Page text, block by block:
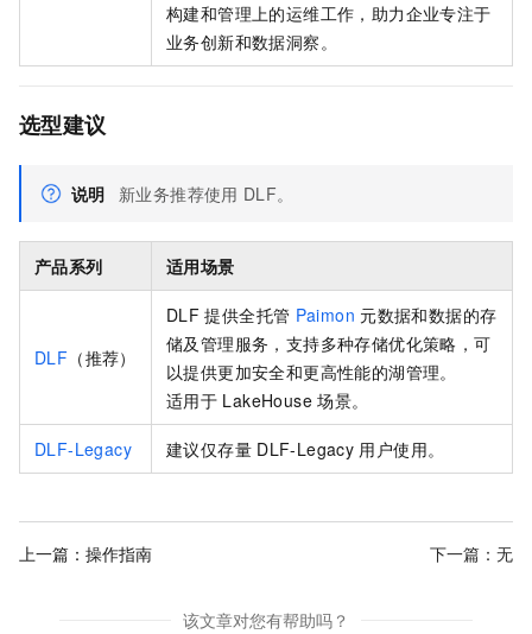
构建和管理上的运维工作，助力企业专注于
业务创新和数据洞察。
选型建议
说明 新业务推荐使用 DLF。
产品系列 适用场景
DLF （推荐）
DLF 提供全托管 Paimon 元数据和数据的存
储及管理服务，支持多种存储优化策略，可
以提供更加安全和更高性能的湖管理。
适用于 LakeHouse 场景。
DLF-Legacy 建议仅存量 DLF-Legacy 用户使用。
上一篇： 操作指南 下一篇：无
该文章对您有帮助吗？